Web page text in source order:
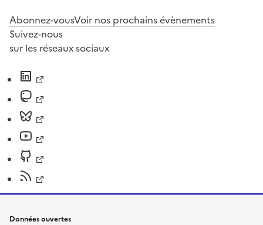
Abonnez-vousVoir nos prochains évènements
Suivez-nous
sur les réseaux sociaux
Données ouvertes